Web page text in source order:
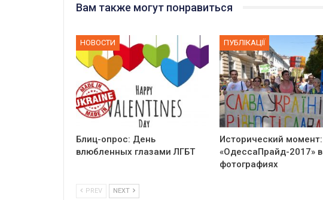
Вам также могут понравиться
НОВОСТИ
Блиц-опрос: День
влюбленных глазами ЛГБТ
ПУБЛІКАЦІЇ
Исторический момент:
«ОдессаПрайд-2017» в
фотографиях
PREV NEXT